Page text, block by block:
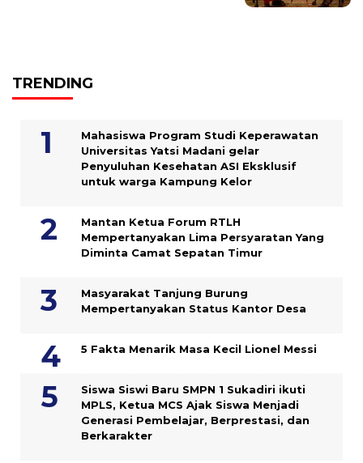
TRENDING
Mahasiswa Program Studi Keperawatan
Universitas Yatsi Madani gelar
Penyuluhan Kesehatan ASI Eksklusif
untuk warga Kampung ‎Kelor
Mantan Ketua Forum RTLH
Mempertanyakan Lima Persyaratan Yang
Diminta Camat Sepatan Timur
Masyarakat Tanjung Burung
Mempertanyakan Status Kantor Desa
5 Fakta Menarik Masa Kecil Lionel Messi
Siswa Siswi Baru SMPN 1 Sukadiri ikuti
MPLS, Ketua MCS Ajak Siswa Menjadi
Generasi Pembelajar, Berprestasi, dan
Berkarakter